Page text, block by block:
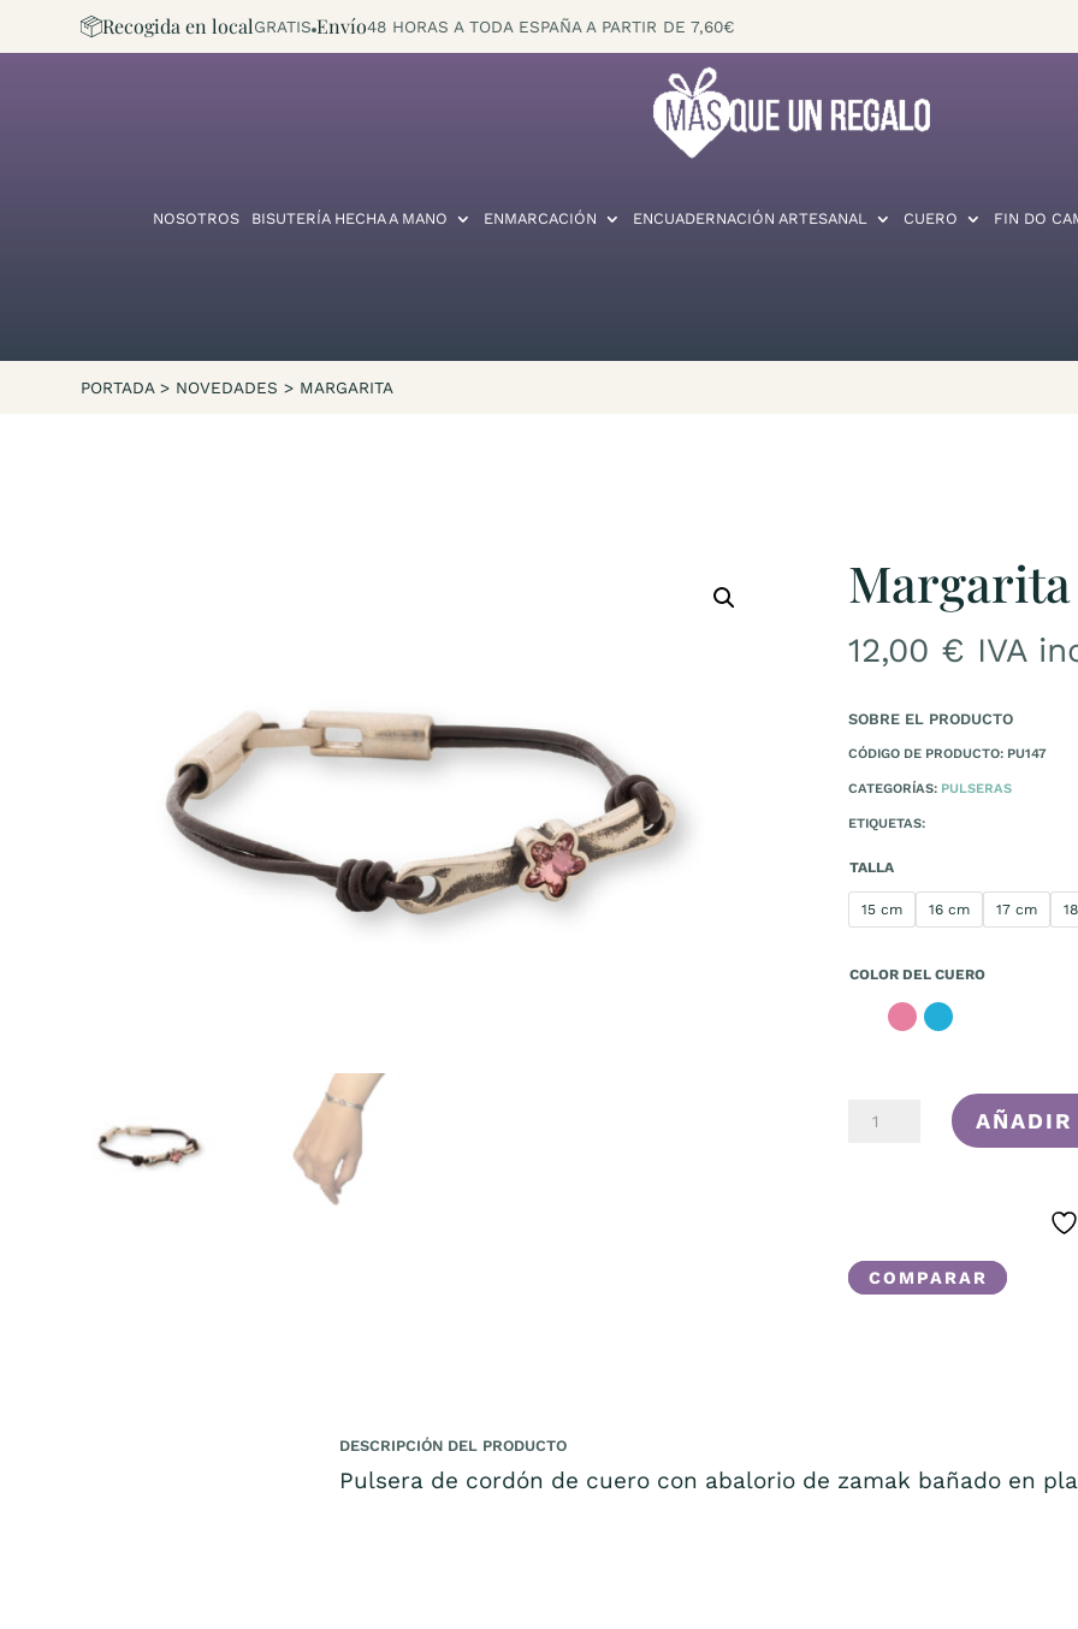
Recogida en localGRATIS Envío48 HORAS A TODA ESPAÑA A PARTIR DE 7,60€
NOSOTROS BISUTERÍA HECHA A MANO ENMARCACIÓN ENCUADERNACIÓN ARTESANAL CUERO FIN DO
PORTADA > NOVEDADES > MARGARITA
Margarita
12,00 € IVA
SOBRE EL PRODUCTO
CÓDIGO DE PRODUCTO: PU147
CATEGORÍAS: PULSERAS
ETIQUETAS:
TALLA
15 cm 16 cm 17 cm
COLOR DEL CUERO
COMPARAR
DESCRIPCIÓN DEL PRODUCTO
Pulsera de cordón de cuero con abalorio de zamak bañado en